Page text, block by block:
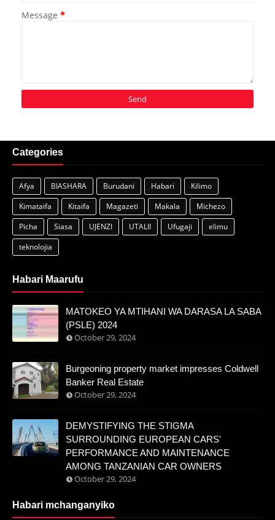
Message *
Categories
Afya BIASHARA Burudani Habari
Kilimo
Kimataifa
Kitaifa Magazeti Makala
Michezo
Picha
Siasa UJENZI UTALII Ufugaji
elimu
teknolojia
Habari Maarufu
MATOKEO YA MTIHANI WA DARASA LA SABA
(PSLE) 2024
October 29, 2024
Burgeoning property market impresses Coldwell
Banker Real Estate
October 29, 2024
DEMYSTIFYING THE STIGMA
SURROUNDING EUROPEAN CARS'
PERFORMANCE AND MAINTENANCE
AMONG TANZANIAN CAR OWNERS
October 29, 2024
Habari mchanganyiko